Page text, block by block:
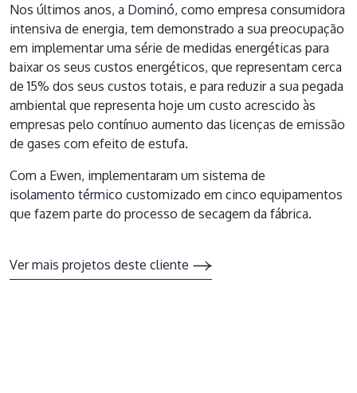
Nos últimos anos, a Dominó, como empresa consumidora
intensiva de energia, tem demonstrado a sua preocupação
em implementar uma série de medidas energéticas para
baixar os seus custos energéticos, que representam cerca
de 15% dos seus custos totais, e para reduzir a sua pegada
ambiental que representa hoje um custo acrescido às
empresas pelo contínuo aumento das licenças de emissão
de gases com efeito de estufa.
Com a Ewen, implementaram um sistema de
isolamento térmico customizado em cinco equipamentos
que fazem parte do processo de secagem da fábrica.
Ver mais projetos deste cliente